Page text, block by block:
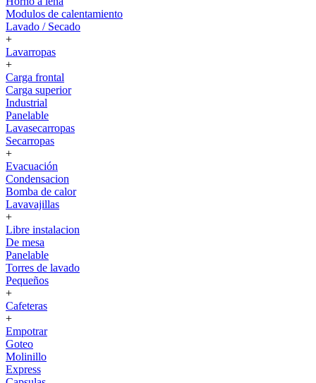
Modulos de calentamiento
Lavado / Secado
+
Lavarropas
+
Carga frontal
Carga superior
Industrial
Panelable
Lavasecarropas
Secarropas
+
Evacuación
Condensacion
Bomba de calor
Lavavajillas
+
Libre instalacion
De mesa
Panelable
Torres de lavado
Pequeños
+
Cafeteras
+
Empotrar
Goteo
Molinillo
Express